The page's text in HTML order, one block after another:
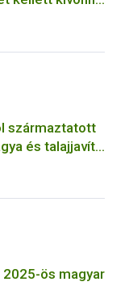
származtatott
és talajjavító
2025-ös magyar